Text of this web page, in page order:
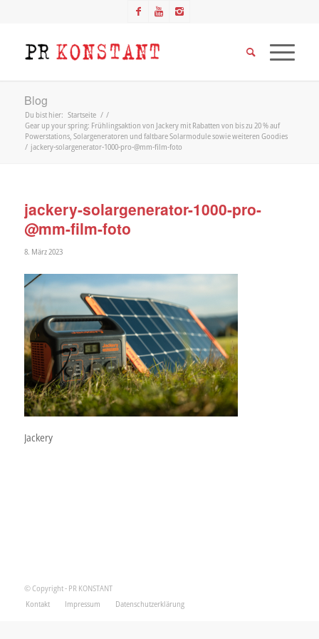
Blog
Du bist hier: Startseite / /
Gear up your spring: Frühlingsaktion von Jackery mit Rabatten von bis zu 20 % auf
Powerstations, Solargeneratoren und faltbare Solarmodule sowie weiteren Goodies
/ jackery-solargenerator-1000-pro-@mm-film-foto
jackery-solargenerator-1000-pro-
@mm-film-foto
8. März 2023
Jackery
© Copyright - PR KONSTANT
Kontakt
Impressum Datenschutzerklärung